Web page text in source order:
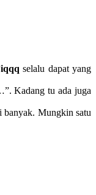
selalu dapat yang
Kadang tu ada juga
banyak. Mungkin satu